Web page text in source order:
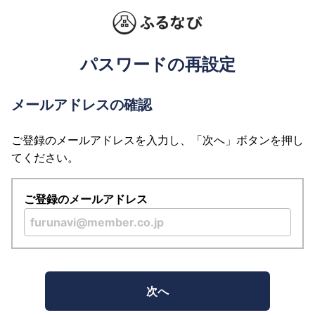
パスワードの再設定
メールアドレスの確認
ご登録のメールアドレスを入力し、「次へ」ボタンを押し
てください。
ご登録のメールアドレス